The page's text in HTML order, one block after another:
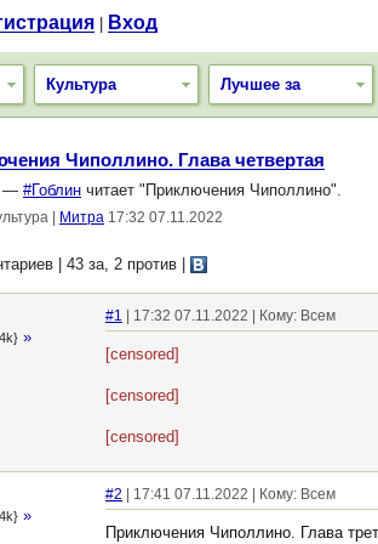
Вход
Культура Лучшее за
Чиполлино. Глава четвертая
— #Гоблин читает "Приключения Чиполлино".
Митра 17:32 07.11.2022
| 43 за, 2 против
»
#1 | 17:32 07.11.2022 | Кому: Всем
[censored]
[censored]
[censored]
»
#2 | 17:41 07.11.2022 | Кому: Всем
Приключения Чиполлино. Глава